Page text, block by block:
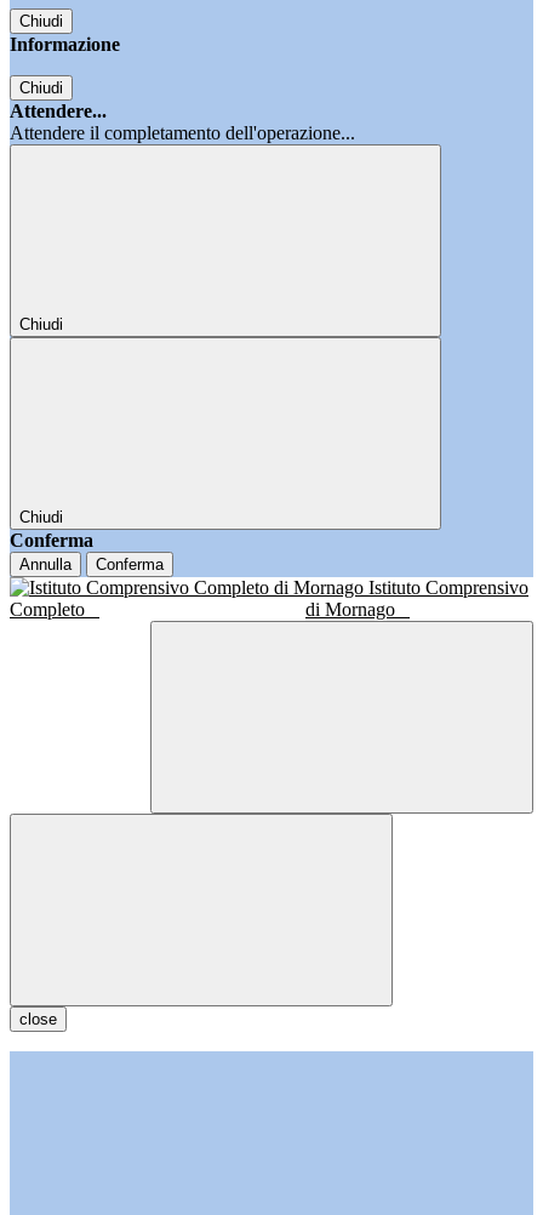
Chiudi
Informazione
Chiudi
Attendere...
Attendere il completamento dell'operazione...
Chiudi
Chiudi
Conferma
Annulla Conferma
Istituto Comprensivo
Completo
di Mornago
close